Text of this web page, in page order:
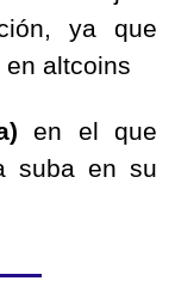
ya que
altcoins
en el que
suba en su